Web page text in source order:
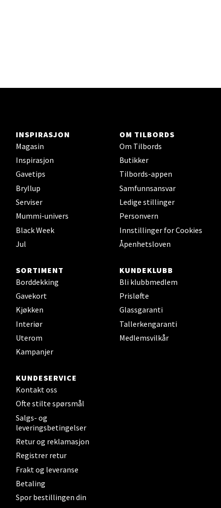
INSPIRASJON
Magasin
Inspirasjon
Gavetips
Bryllup
Serviser
Mummi-univers
Black Week
Jul
OM TILBORDS
Om Tilbords
Butikker
Tilbords-appen
Samfunnsansvar
Ledige stillinger
Personvern
Innstillinger for Cookies
Åpenhetsloven
SORTIMENT
Borddekking
Gavekort
Kjøkken
Interiør
Uterom
Kampanjer
KUNDEKLUBB
Bli klubbmedlem
Prisløfte
Glassgaranti
Tallerkengaranti
Medlemsvilkår
KUNDESERVICE
Kontakt oss
Ofte stilte spørsmål
Salgs- og
leveringsbetingelser
Retur og reklamasjon
Registrer retur
Frakt og leveranse
Betaling
Spor bestillingen din
Åpningstider ikke tilgjengelig
Velg
Stavanger og Sandnes - Kilden
Senter
Åpent i dag 10-20
Velg
Stavanger og Sandnes - Kvadrat
Gamle Stokkavei 1, 4313 Sandnes
Åpent i dag 10-21
Bergen - Thon Senter Lagunen
Laguneveien 1, 5239 Bergen